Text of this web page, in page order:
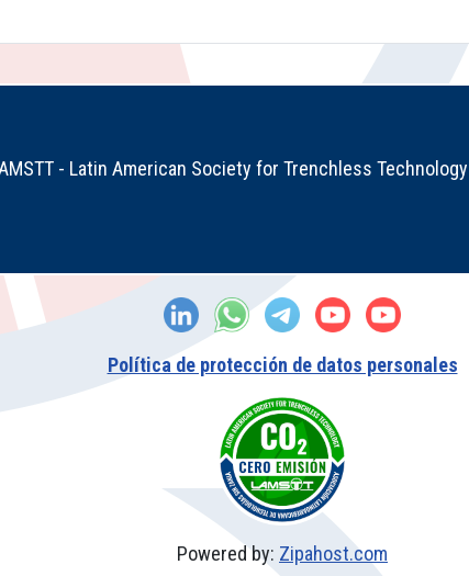
- Latin American Society for Trenchless
Política de protección de datos personales
Powered by: Zipahost.com